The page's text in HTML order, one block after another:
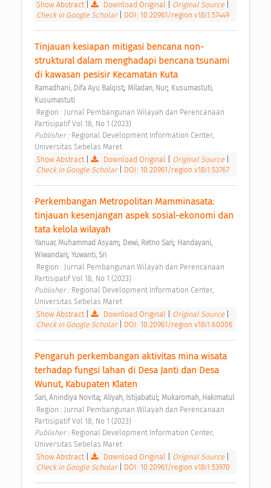
Show Abstract Download Original Original Source
Check in Google Scholar
DOI: 10.20961/region.v18i1.57449
Tinjauan kesiapan mitigasi bencana non-
struktural dalam menghadapi bencana tsunami
di kawasan pesisir Kecamatan Kuta
Ramadhani, Difa Ayu Balqist; Miladan, Nur; Kusumastuti,
Kusumastuti
Partisipatif Vol 18, No 1 (2023)
Publisher : Regional Development Information Center,
Universitas Sebelas Maret
Show Abstract
Download Original Original Source
Check in Google Scholar
DOI: 10.20961/region.v18i1.53767
Perkembangan Metropolitan Mamminasata:
tinjauan kesenjangan aspek sosial-ekonomi dan
tata kelola wilayah
Yanuar, Muhammad Asyam; Dewi, Retno Sari; Handayani,
Wiwandari; Yuwanti, Sri
Partisipatif Vol 18, No 1 (2023)
Publisher : Regional Development Information Center,
Universitas Sebelas Maret
Show Abstract
Download Original Original Source
Check in Google Scholar
DOI: 10.20961/region.v18i1.60006
Pengaruh perkembangan aktivitas mina wisata
terhadap fungsi lahan di Desa Janti dan Desa
Wunut, Kabupaten Klaten
Sari, Anindiya Novita; Aliyah, Istijabatul ; Mukaromah, Hakimatul
Partisipatif Vol 18, No 1 (2023)
Publisher : Regional Development Information Center,
Universitas Sebelas Maret
Show Abstract
Download Original Original Source
Check in Google Scholar
DOI: 10.20961/region.v18i1.53970